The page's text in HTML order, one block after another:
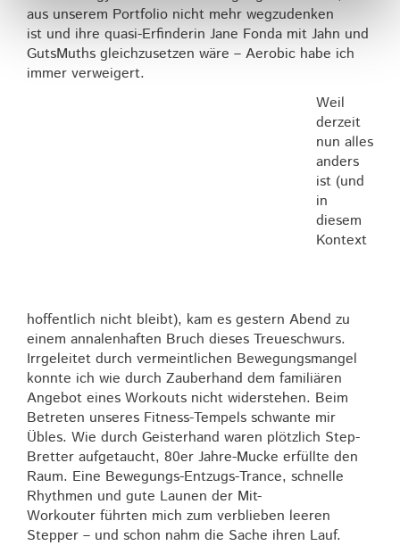
aus unserem Portfolio nicht mehr wegzudenken
ist und ihre quasi-Erfinderin Jane Fonda mit Jahn und
GutsMuths gleichzusetzen wäre – Aerobic habe ich
immer verweigert.
Weil
derzeit
nun alles
anders
ist (und
in
diesem
Kontext
hoffentlich nicht bleibt), kam es gestern Abend zu
einem annalenhaften Bruch dieses Treueschwurs.
Irrgeleitet durch vermeintlichen Bewegungsmangel
konnte ich wie durch Zauberhand dem familiären
Angebot eines Workouts nicht widerstehen. Beim
Betreten unseres Fitness-Tempels schwante mir
Übles. Wie durch Geisterhand waren plötzlich Step-
Bretter aufgetaucht, 80er Jahre-Mucke erfüllte den
Raum. Eine Bewegungs-Entzugs-Trance, schnelle
Rhythmen und gute Launen der Mit-
Workouter führten mich zum verblieben leeren
Stepper – und schon nahm die Sache ihren Lauf.